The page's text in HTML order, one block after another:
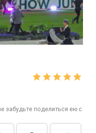
забудьте поделиться ею с